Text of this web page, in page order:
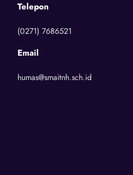
Telepon
(0271) 7686521
Email
humas@smaitnh.sch.id